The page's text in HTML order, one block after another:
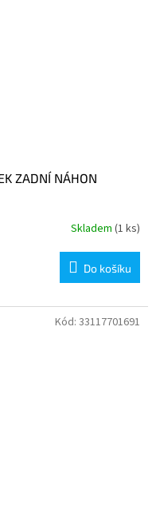
ZADNÍ NÁHON
Skladem (1 ks)
Do košíku
Kód: 33117701691